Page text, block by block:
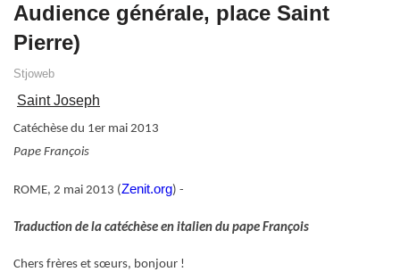
Audience générale, place Saint
Pierre)
Stjoweb
Saint Joseph
Catéchèse du 1er mai 2013
Pape François
ROME, 2 mai 2013 (Zenit.org) -
Traduction de la catéchèse en italien du pape François
Chers frères et sœurs, bonjour !